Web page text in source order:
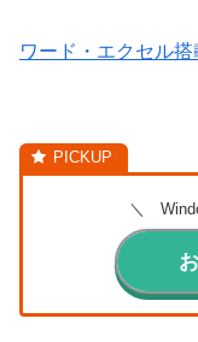
ワード・エクセル
＼